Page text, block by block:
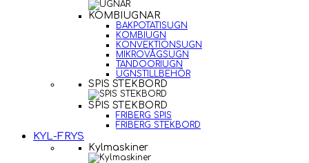
KOMBIUGNAR
BAKPOTATISUGN
KOMBIUGN
KONVEKTIONSUGN
MIKROVÅGSUGN
TANDOORIUGN
UGNSTILLBEHÖR
SPIS STEKBORD
SPIS STEKBORD
FRIBERG SPIS
FRIBERG STEKBORD
KYL-FRYS
Kylmaskiner